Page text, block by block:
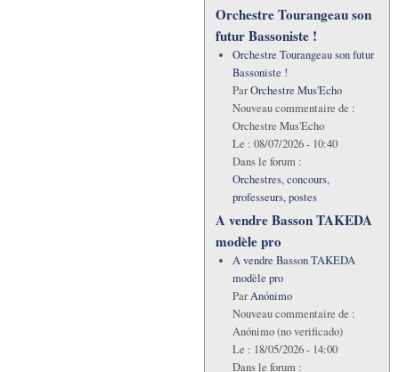
Orchestre Tourangeau son
futur Bassoniste !
Orchestre Tourangeau son futur
Bassoniste !
ParOrchestre Mus'Echo
Nouveau commentaire de :
Orchestre Mus'Echo
Le : 08/07/2026 - 10:40
Dans le forum :
Orchestres, concours,
professeurs, postes
A vendre Basson TAKEDA
modèle pro
A vendre Basson TAKEDA
modèle pro
ParAnónimo
Nouveau commentaire de :
Anónimo (no verificado)
Le : 18/05/2026 - 14:00
Dans le forum :